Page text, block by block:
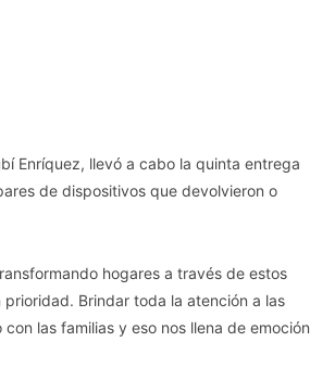
Enríquez, llevó a cabo la quinta entrega
de dispositivos que devolvieron o
hogares a través de estos
Brindar toda la atención a las
las familias y eso nos llena de emoción